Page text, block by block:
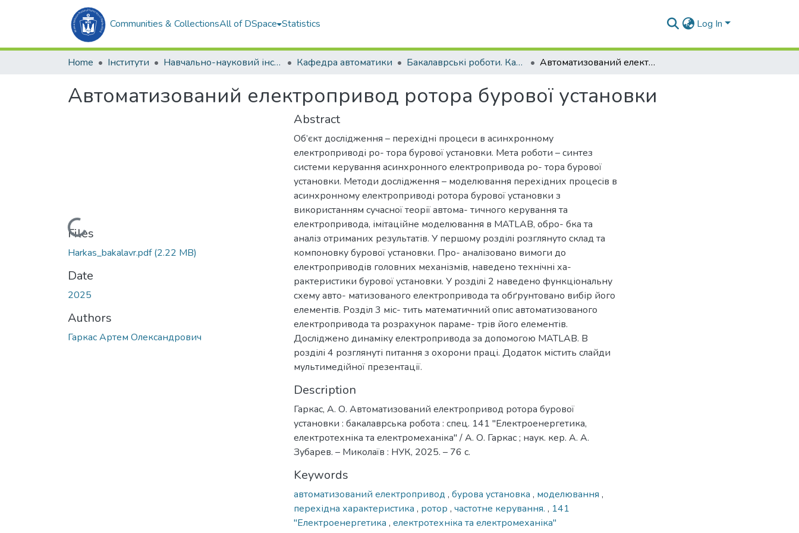
Communities & CollectionsAll of DSpace Statistics Log In
Home Інститути Навчально-науковий інститут автоматики та електротехніки (ННІАЕ) Кафедра автоматики Бакалаврські роботи. Кафедра автоматики Автоматизований електропривод ротора бурової установки
Автоматизований електропривод ротора бурової установки
Loading...
Files
Harkas_bakalavr.pdf(2.22 MB)
Date
2025
Authors
Гаркас Артем Олександрович
Abstract
Об’єкт дослідження – перехідні процеси в асинхронному
електроприводі ро- тора бурової установки. Мета роботи – синтез
системи керування асинхронного електропривода ро- тора бурової
установки. Методи дослідження – моделювання перехідних процесів в
асинхронному електроприводі ротора бурової установки з
використанням сучасної теорії автома- тичного керування та
електропривода, імітаційне моделювання в MATLAB, обро- бка та
аналіз отриманих результатів. У першому розділі розглянуто склад та
компоновку бурової установки. Про- аналізовано вимоги до
електроприводів головних механізмів, наведено технічні ха-
рактеристики бурової установки. У розділі 2 наведено функціональну
схему авто- матизованого електропривода та обґрунтовано вибір його
елементів. Розділ 3 міс- тить математичний опис автоматизованого
електропривода та розрахунок параме- трів його елементів.
Досліджено динаміку електропривода за допомогою MATLAB. В
розділі 4 розглянуті питання з охорони праці. Додаток містить слайди
мультимедійної презентації.
Description
Гаркас, А. О. Автоматизований електропривод ротора бурової
установки : бакалаврська робота : спец. 141 "Електроенергетика,
електротехніка та електромеханіка" / А. О. Гаркас ; наук. кер. А. А.
Зубарев. – Миколаїв : НУК, 2025. – 76 с.
Keywords
автоматизований електропривод , бурова установка , моделювання ,
перехідна характеристика , ротор , частотне керування. , 141
"Електроенергетика , електротехніка та електромеханіка"